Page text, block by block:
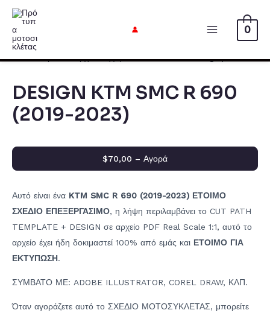
Μετάβαση
περιεχόμενο
Κυρίως
μενού
0
DESIGN KTM SMC R 690
(2019-2023)
Αυτό είναι ένα KTM SMC R 690 (2019-2023) ΕΤΟΙΜΟ
ΣΧΕΔΙΟ ΕΠΕΞΕΡΓΑΣΙΜΟ, η λήψη περιλαμβάνει το CUT PATH
TEMPLATE + DESIGN σε αρχείο PDF Real Scale 1:1, αυτό το
αρχείο έχει ήδη δοκιμαστεί 100% από εμάς και ΕΤΟΙΜΟ ΓΙΑ
ΕΚΤΥΠΩΣΗ.
ΣΥΜΒΑΤΟ ΜΕ: ADOBE ILLUSTRATOR, COREL DRAW, ΚΛΠ.
Όταν αγοράζετε αυτό το ΣΧΕΔΙΟ ΜΟΤΟΣΥΚΛΕΤΑΣ, μπορείτε
$70,00 – Αγορά